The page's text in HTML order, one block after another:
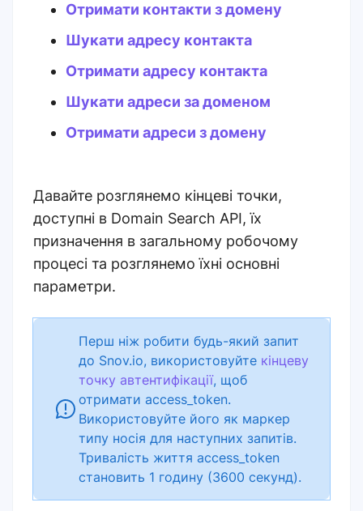
Отримати контакти з домену
Шукати адресу контакта
Отримати адресу контакта
Шукати адреси за доменом
Отримати адреси з домену
Давайте розглянемо кінцеві точки,
доступні в Domain Search API, їх
призначення в загальному робочому
процесі та розглянемо їхні основні
параметри.
Перш ніж робити будь-який запит
до Snov.io, використовуйте кінцеву
точку автентифікації, щоб
отримати access_token.
Використовуйте його як маркер
типу носія для наступних запитів.
Тривалість життя access_token
становить 1 годину (3600 секунд).